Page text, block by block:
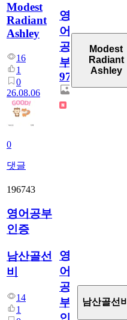
Modest
Radiant
Ashley
16
1
0
26.08.06
0
댓글
영
어
공
부
97
Modest
Radiant
Ashley
196743
영어공부
인증
남산골선
비
14
1
영
어
공
부
남산골선비